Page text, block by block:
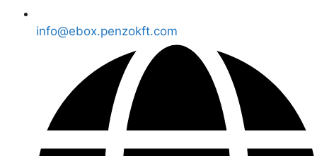
info@ebox.penzokft.com